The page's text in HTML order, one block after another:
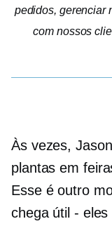
pedidos, gerenciar
com nossos
Às vezes,
plantas em
Esse é outro
chega útil - eles